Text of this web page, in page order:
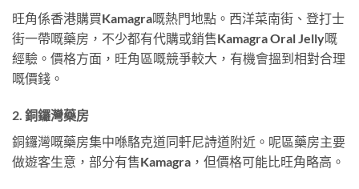
旺角係香港購買Kamagra嘅熱門地點。西洋菜南街、登打士
街一帶嘅藥房，不少都有代購或銷售Kamagra Oral Jelly嘅
經驗。價格方面，旺角區嘅競爭較大，有機會搵到相對合理
嘅價錢。
2. 銅鑼灣藥房
銅鑼灣嘅藥房集中喺駱克道同軒尼詩道附近。呢區藥房主要
做遊客生意，部分有售Kamagra，但價格可能比旺角略高。